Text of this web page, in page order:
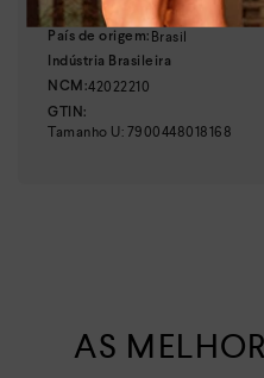
País de origem: Brasil
Indústria Brasileira
NCM:42022210
GTIN:
Tamanho U:7900448018168
AS